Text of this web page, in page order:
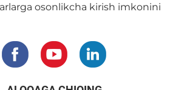
osonlikcha kirish imkonini